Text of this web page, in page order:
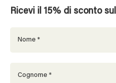
Ricevi il 15% di sconto